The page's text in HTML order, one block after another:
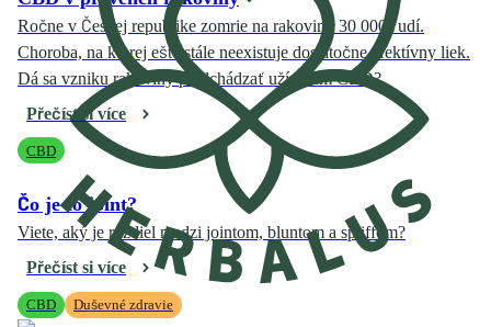
Ročne v Českej republike zomrie na rakovinu 30 000 ľudí.
Choroba, na ktorej ešte stále neexistuje dostatočne efektívny liek.
Dá sa vzniku rakoviny predchádzať užívaním CBD?
Přečíst si více
CBD
Čo je to joint?
Viete, aký je rozdiel medzi jointom, bluntom a spliffom?
Přečíst si více
CBD Duševné zdravie